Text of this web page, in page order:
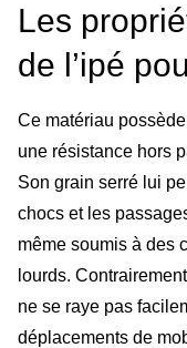
Les
de l’ipé
Ce matériau
une résistance hors
Son grain serré lui
chocs et les
même soumis à des
lourds.
ne se raye pas
déplacements de